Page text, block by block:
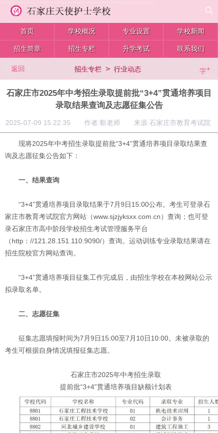
首页 学校概况 专业设置 学校新闻
招生简章 招生专栏 升学考试 联系我们
返回 招生专栏 > 行业动态 字+
石家庄市2025年中考招生录取提前批“3+4”贯通培养项目
录取结果查询及志愿征集公告
2025-07-09 15:22:35 作者:靳老师 来源:石家庄市教育考试院
现将2025年中考招生录取提前批“3+4”贯通培养项目录取结果查
询及志愿征集公告如下：
一、结果查询
“3+4”贯通培养项目录取结果于7月9日15:00公布。考生可登录石
家庄市教育考试院官方网站（www.sjzjyksxx.com.cn）查询；也可登
录石家庄市高中阶段学校招生考试管理服务平台
（http：//121.28.151.110:9090/）查询。运动训练专业录取结果请在
招生院校官方网站查询。
“3+4”贯通培养项目征集工作完成后，由招生学校在本校网站公示
拟录取名单。
二、志愿征集
征集志愿填报时间为7月9日15:00至7月10日10:00。未被录取的
考生可根据自身情况填报征集志愿。
石家庄市2025年中考招生录取
提前批“3+4”贯通培养项目缺额计划表